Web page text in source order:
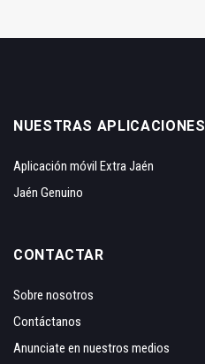
NUESTRAS APLICACIONES
Aplicación móvil Extra Jaén
Jaén Genuino
CONTACTAR
Sobre nosotros
Contáctanos
Anunciate en nuestros medios